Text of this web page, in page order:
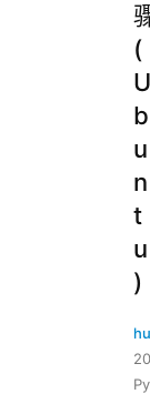
(
U
b
u
n
t
u
)